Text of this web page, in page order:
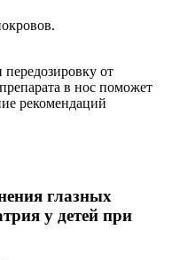
от
в нос поможет
рекомендаций
глазных
у детей при